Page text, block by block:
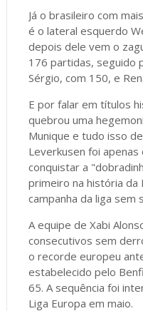
Já o brasileiro com
é o lateral esquerdo
depois dele vem o
176 partidas, seguido
Sérgio, com 150, e
E por falar em títulos
quebrou uma
Munique e tudo isso
Leverkusen foi apenas
conquistar a
primeiro na história da
campanha da liga sem
A equipe de Xabi
consecutivos sem
o recorde europeu
estabelecido pelo
65. A sequência foi
Liga Europa em maio.